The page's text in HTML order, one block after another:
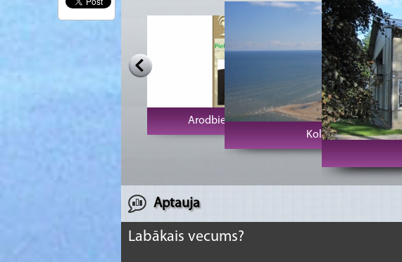
Kolkas rags un bāka
Wooden
Arodbiedrību
Aptauja
Labākais vecums?